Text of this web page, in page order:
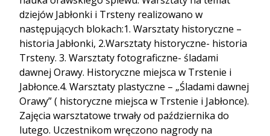
dziejów Jabłonki i Trsteny realizowano w
następujących blokach:1. Warsztaty historyczne –
historia Jabłonki, 2.Warsztaty historyczne- historia
Trsteny. 3. Warsztaty fotograficzne- śladami
dawnej Orawy. Historyczne miejsca w Trstenie i
Jabłonce.4. Warsztaty plastyczne – „Śladami dawnej
Orawy” ( historyczne miejsca w Trstenie i Jabłonce).
Zajęcia warsztatowe trwały od października do
lutego. Uczestnikom wręczono nagrody na